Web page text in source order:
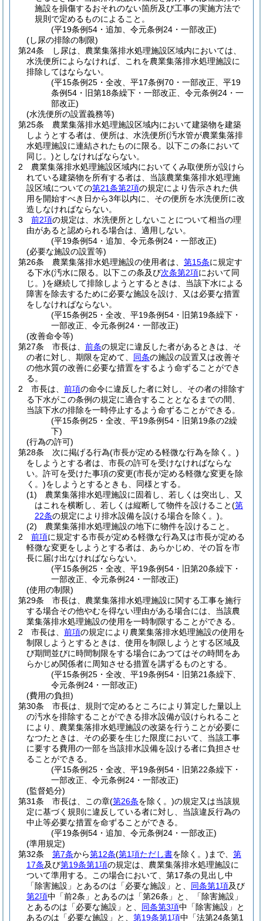
施設を損傷するおそれのない箇所及び工事の実施方法で
規則で定めるものによること。
(平19条例54・追加、令元条例24・一部改正)
(し尿の排除の制限)
第24条
し尿は、農業集落排水処理施設区域内においては、
水洗便所によらなければ、これを農業集落排水処理施設に
排除してはならない。
(平15条例25・全改、平17条例70・一部改正、平19
条例54・旧第18条繰下・一部改正、令元条例24・一
部改正)
(水洗便所の設置義務等)
第25条
農業集落排水処理施設区域内において建築物を建築
しようとする者は、便所は、水洗便所(汚水管が農業集落排
水処理施設に連結されたものに限る。以下この条において
同じ。)としなければならない。
2
農業集落排水処理施設区域内においてくみ取便所が設けら
れている建築物を所有する者は、当該農業集落排水処理施
設区域についての第21条第2項の規定により告示された供
用を開始すべき日から3年以内に、その便所を水洗便所に改
造しなければならない。
3
前2項の規定は、水洗便所としないことについて相当の理
由があると認められる場合は、適用しない。
(平19条例54・追加、令元条例24・一部改正)
(必要な施設の設置等)
第26条
農業集落排水処理施設の使用者は、 第15条に規定す
る下水(汚水に限る。以下この条及び次条第2項において同
じ。)を継続して排除しようとするときは、当該下水による
障害を除去するために必要な施設を設け、又は必要な措置
をしなければならない。
(平15条例25・全改、平19条例54・旧第19条繰下・
一部改正、令元条例24・一部改正)
(改善命令等)
第27条
市長は、 前条の規定に違反した者があるときは、そ
の者に対し、期限を定めて、 同条の施設の設置又は改善そ
の他水質の改善に必要な措置をするよう命ずることができ
る。
2
市長は、 前項の命令に違反した者に対し、その者の排除す
る下水がこの条例の規定に適合することとなるまでの間、
当該下水の排除を一時停止するよう命ずることができる。
(平15条例25・全改、平19条例54・旧第19条の2繰
下)
(行為の許可)
第28条
次に掲げる行為(市長が定める軽微な行為を除く。)
をしようとする者は、市長の許可を受けなければならな
い。 許可を受けた事項の変更(市長が定める軽微な変更を除
く。)をしようとするときも、同様とする。
(1)
農業集落排水処理施設に固着し、若しくは突出し、又
はこれを横断し、若しくは縦断して物件を設けること(第
22条の規定により排水設備を設ける場合を除く。)。
(2)
農業集落排水処理施設の地下に物件を設けること。
2
前項に規定する市長が定める軽微な行為又は市長が定める
軽微な変更をしようとする者は、あらかじめ、その旨を市
長に届け出なければならない。
(平15条例25・全改、平19条例54・旧第20条繰下・
一部改正、令元条例24・一部改正)
(使用の制限)
第29条
市長は、農業集落排水処理施設に関する工事を施行
する場合その他やむを得ない理由がある場合には、当該農
業集落排水処理施設の使用を一時制限することができる。
2
市長は、 前項の規定により農業集落排水処理施設の使用を
制限しようとするときは、使用を制限しようとする区域及
び期間並びに時間制限をする場合にあつてはその時間をあ
らかじめ関係者に周知させる措置を講ずるものとする。
(平15条例25・全改、平19条例54・旧第21条繰下、
令元条例24・一部改正)
(費用の負担)
第30条
市長は、規則で定めるところにより算定した量以上
の汚水を排除することができる排水設備が設けられること
により、農業集落排水処理施設の改築を行うことが必要に
なつたときは、その必要を生じた限度において、当該工事
に要する費用の一部を当該排水設備を設ける者に負担させ
ることができる。
(平15条例25・全改、平19条例54・旧第22条繰下・
一部改正、令元条例24・一部改正)
(監督処分)
第31条
市長は、この章(第26条を除く。)の規定又は当該規
定に基づく規則に違反している者に対し、当該違反行為の
中止等必要な措置を命ずることができる。
(平19条例54・追加、令元条例24・一部改正)
(準用規定)
第32条
第7条から第12条(第1項ただし書を除く。) まで、 第
17条及び第19条第1項の規定は、農業集落排水処理施設に
ついて準用する。
この場合において、第17条の見出し中
「除害施設」とあるのは「必要な施設」と、 同条第1項及び
第2項中「前2条」とあるのは「第26条」と、「除害施設」
とあるのは「必要な施設」と、 同条第3項中「除害施設」と
あるのは「必要な施設」と、 第19条第1項中「法第24条第1